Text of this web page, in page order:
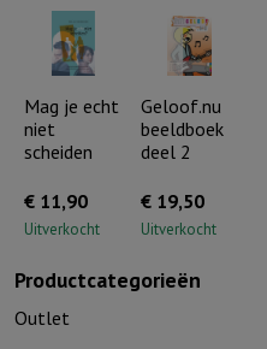
Productcategorieën
Outlet
nieuwste
Mag je echt
niet
scheiden
€ 11,90
Uitverkocht
Geloof.nu
beeldboek
deel 2
€ 19,50
Uitverkocht